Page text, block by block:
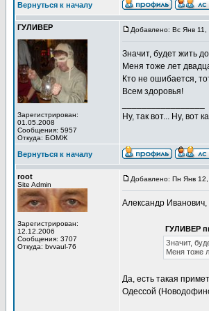
Вернуться к началу
ГУЛИВЕР
Зарегистрирован:
01.05.2008
Сообщения: 5957
Откуда: БОМЖ
Добавлено: Вс Янв 11,
Значит, будет жить
Меня тоже лет
Кто не ошибается,
Всем здоровья!
Ну, так вот... Ну, вот
Вернуться к началу
root
Site Admin
Зарегистрирован:
12.12.2006
Сообщения: 3707
Откуда: bvvaul-76
Добавлено: Пн Янв
Александр
ГУЛИВЕР
Значит,
Меня тоже
Да, есть такая
Одессой